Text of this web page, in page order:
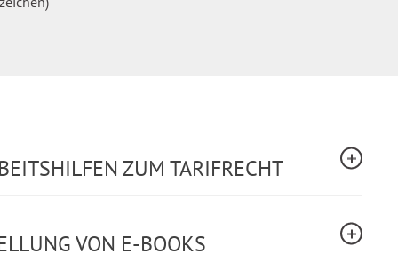
ZUM TARIFRECHT
VON E-BOOKS